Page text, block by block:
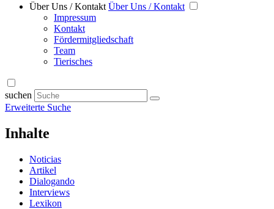
Über Uns / Kontakt Über Uns / Kontakt
Impressum
Kontakt
Fördermitgliedschaft
Team
Tierisches
suchen
Erweiterte Suche
Inhalte
Noticias
Artikel
Dialogando
Interviews
Lexikon